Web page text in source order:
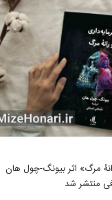
مرگ» اثر بیونگ-چول هان
منتشر شد